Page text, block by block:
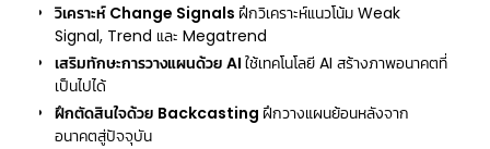
วิเคราะห์ Change Signals ฝึกวิเคราะห์แนวโน้ม Weak
Signal, Trend และ Megatrend
เสริมทักษะการวางแผนด้วย AI ใช้เทคโนโลยี AI สร้างภาพอนาคตที่
เป็นไปได้
ฝึกตัดสินใจด้วย Backcasting ฝึกวางแผนย้อนหลังจาก
อนาคตสู่ปัจจุบัน